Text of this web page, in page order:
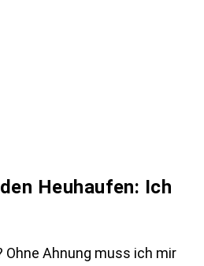
Heuhaufen: Ich
Ohne Ahnung muss ich mir